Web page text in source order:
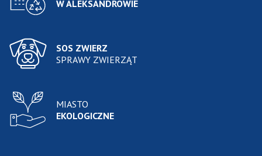
W ALEKSANDROWIE
SOS ZWIERZ
SPRAWY ZWIERZĄT
MIASTO
EKOLOGICZNE